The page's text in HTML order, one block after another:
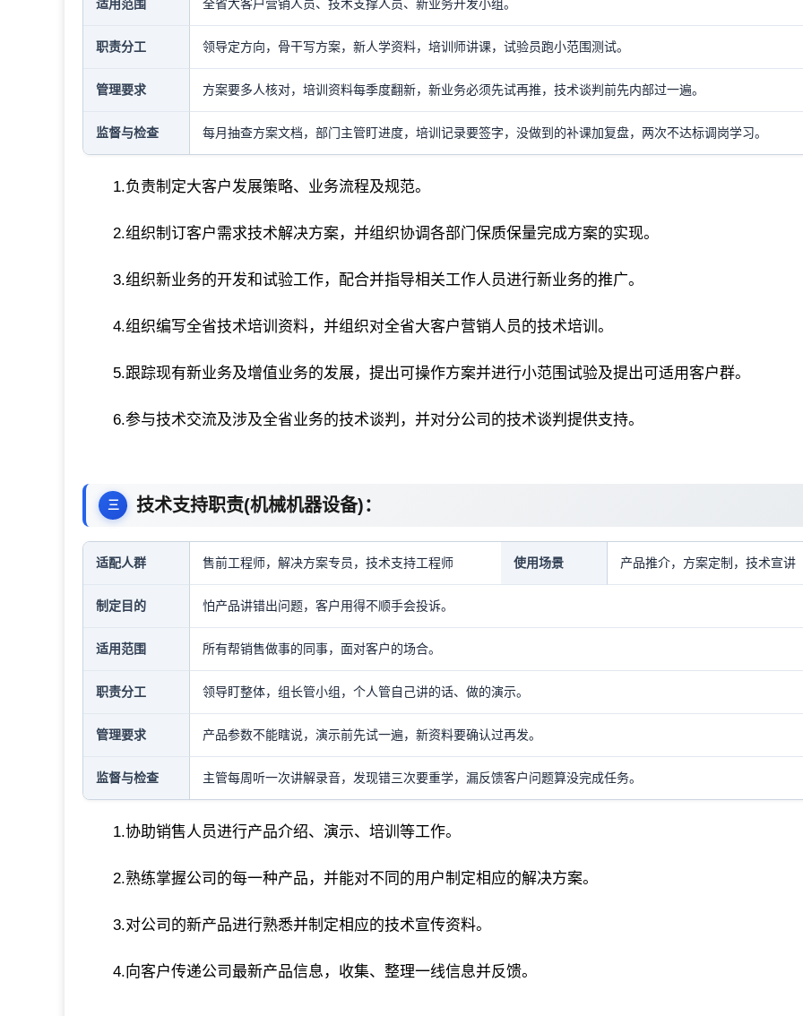
适用范围 全省大客户营销人员、技术支撑人员、新业务开发小组。
职责分工 领导定方向，骨干写方案，新人学资料，培训师讲课，试验员跑小范围测试。
管理要求 方案要多人核对，培训资料每季度翻新，新业务必须先试再推，技术谈判前先内部过一遍。
监督与检查 每月抽查方案文档，部门主管盯进度，培训记录要签字，没做到的补课加复盘，两次不达标调岗学习。
1.负责制定大客户发展策略、业务流程及规范。
2.组织制订客户需求技术解决方案，并组织协调各部门保质保量完成方案的实现。
3.组织新业务的开发和试验工作，配合并指导相关工作人员进行新业务的推广。
4.组织编写全省技术培训资料，并组织对全省大客户营销人员的技术培训。
5.跟踪现有新业务及增值业务的发展，提出可操作方案并进行小范围试验及提出可适用客户群。
6.参与技术交流及涉及全省业务的技术谈判，并对分公司的技术谈判提供支持。
技术支持职责(机械机器设备)：
适配人群 售前工程师，解决方案专员，技术支持工程师 使用场景 产品推介，方案定制，技术宣讲
制定目的 怕产品讲错出问题，客户用得不顺手会投诉。
适用范围 所有帮销售做事的同事，面对客户的场合。
职责分工 领导盯整体，组长管小组，个人管自己讲的话、做的演示。
管理要求 产品参数不能瞎说，演示前先试一遍，新资料要确认过再发。
监督与检查 主管每周听一次讲解录音，发现错三次要重学，漏反馈客户问题算没完成任务。
1.协助销售人员进行产品介绍、演示、培训等工作。
2.熟练掌握公司的每一种产品，并能对不同的用户制定相应的解决方案。
3.对公司的新产品进行熟悉并制定相应的技术宣传资料。
4.向客户传递公司最新产品信息，收集、整理一线信息并反馈。